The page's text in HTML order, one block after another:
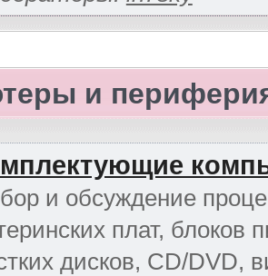
и
и обсуждение
плат, блоков
дисков, CD/DVD,